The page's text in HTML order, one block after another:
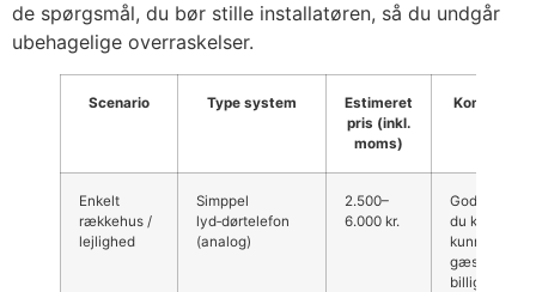
de spørgsmål, du bør stille installatøren, så du undgår
ubehagelige overraskelser.
Scenario Type system
Estimeret
pris (inkl.
moms)
Enkelt
rækkehus /
lejlighed
Simppel
lyd‑dørtelefon
(analog)
2.500–
6.000 kr.
Godt valg
du kun vil
kunne tale
gæster. Ofte
billigere hvis